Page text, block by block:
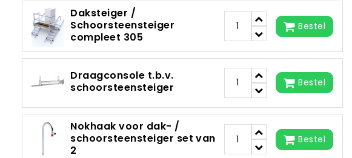
Daksteiger /
Schoorsteensteiger
compleet 305
Bestel
Draagconsole t.b.v.
schoorsteensteiger
Bestel
Nokhaak voor dak- /
schoorsteensteiger set van
2
Bestel